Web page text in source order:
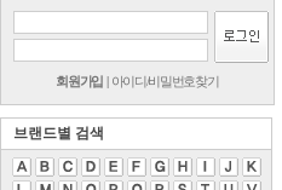
회원가입 | 아이디/비밀번호찾기
브랜드별 검색